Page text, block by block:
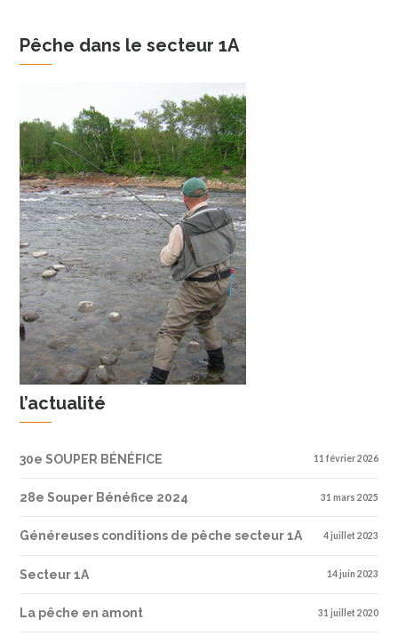
Pêche dans le secteur 1A
l’actualité
30e SOUPER BÉNÉFICE 11 février 2026
28e Souper Bénéfice 2024 31 mars 2025
Généreuses conditions de pêche secteur 1A 4 juillet 2023
Secteur 1A 14 juin 2023
La pêche en amont 31 juillet 2020